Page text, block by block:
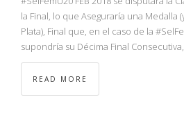
la Final, lo que Aseguraría una Medalla
Plata), Final que, en el caso de la
supondría su Décima Final
READ MORE